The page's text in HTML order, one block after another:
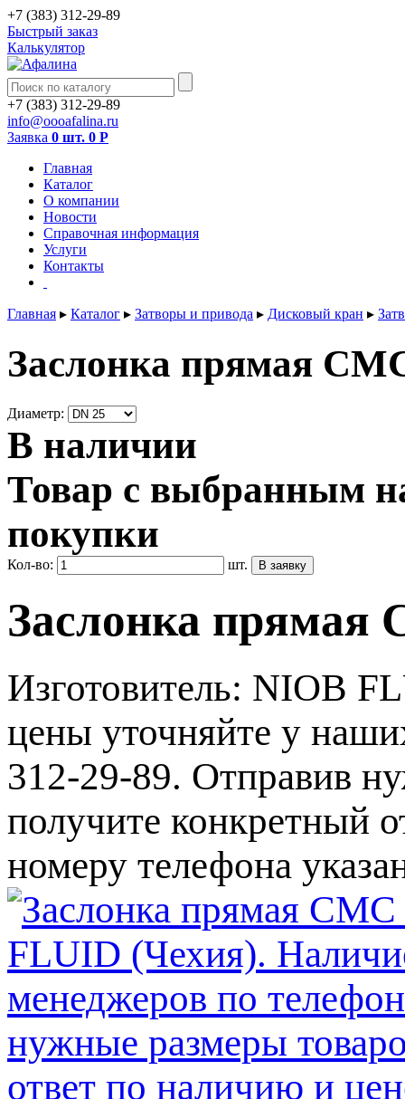
+7 (383) 312-29-89
Быстрый заказ
Калькулятор
+7 (383) 312-29-89
info@oooafalina.ru
Заявка 0 шт. 0 Р
Главная
Каталог
О компании
Новости
Справочная информация
Услуги
Контакты
Главная ▸ Каталог ▸ Затворы и привода ▸ Дисковый кран ▸
Заслонка прямая
Диаметр:
В наличии
Товар с выбранным
покупки
Кол-во: шт.
Заслонка прямая
Изготовитель: NIOB
цены уточняйте у
312-29-89. Отправив
получите конкретный
номеру телефона